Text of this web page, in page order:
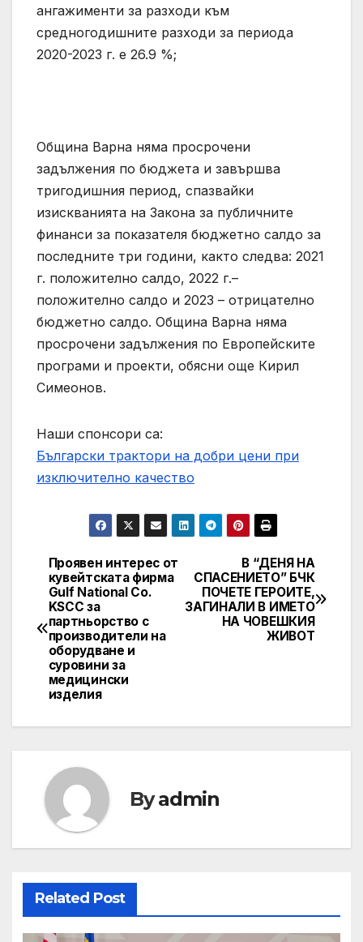
ангажименти за разходи към
средногодишните разходи за периода
2020-2023 г. е 26.9 %;
Община Варна няма просрочени
задължения по бюджета и завършва
тригодишния период, спазвайки
изискванията на Закона за публичните
финанси за показателя бюджетно салдо за
последните три години, както следва: 2021
г. положително салдо, 2022 г.–
положително салдо и 2023 – отрицателно
бюджетно салдо. Община Варна няма
просрочени задължения по Европейските
програми и проекти, обясни още Кирил
Симеонов.
Наши спонсори са:
Български трактори на добри цени при
изключително качество
Post
navigation
В “ДЕНЯ НА
СПАСЕНИЕТО” БЧК
ПОЧЕТЕ ГЕРОИТЕ,
ЗАГИНАЛИ В ИМЕТО
НА ЧОВЕШКИЯ
ЖИВОТ
Проявен интерес от
кувейтската фирма
Gulf National Co.
KSCC за
партньорство с
производители на
оборудване и
суровини за
медицински
изделия
Byadmin
Related Post